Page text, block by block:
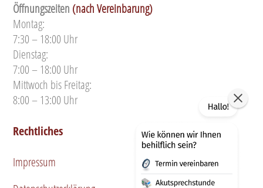
Öffnungszeiten (nach Vereinbarung)
Montag:
7:30 – 18:00 Uhr
Dienstag:
7:00 – 18:00 Uhr
Mittwoch bis Freitag:
8:00 – 13:00 Uhr
Rechtliches
Impressum